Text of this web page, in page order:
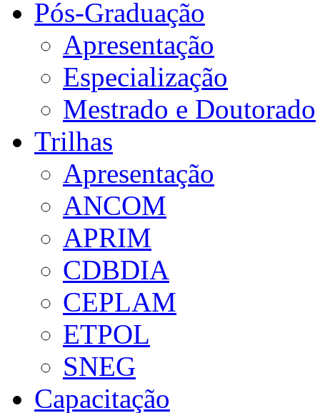
Pós-Graduação
Apresentação
Especialização
Mestrado e Doutorado
Trilhas
Apresentação
ANCOM
APRIM
CDBDIA
CEPLAM
ETPOL
SNEG
Capacitação